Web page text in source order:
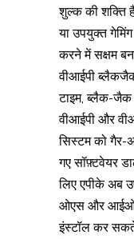
शुल्क की शक्ति
या उपयुक्त
करने में सक्षम
वीआईपी
टाइम, ब्लैक-
वीआईपी और
सिस्टम को गैर-
गए सॉफ़्टवेयर
लिए एपीके अब
ओएस और
इंस्टॉल कर